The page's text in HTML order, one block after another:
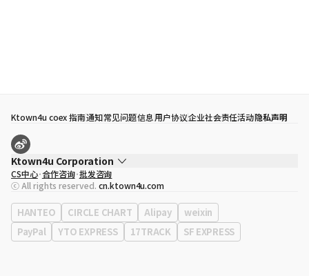
Ktown4u coex 指南通知常见问题信息用户协议企业社会责任活动隐私声明
Ktown4u Corporation
代表
宋効珉
营业执照 120-87-71116
公司地址 首尔特别市 江南区 岭东大路 513号 3楼 （三成洞， coex)
CS中心 合作咨询 批发咨询
ⓒ All rights reserved. cn.ktown4u.com
HANTEO CIRCLE CHART Alipay
weixin
PayPal
YTO EXPRESS 17TRACK SF EXPRESS